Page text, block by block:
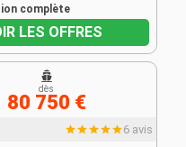
complète
LES OFFRES
6 avis
dès
80 750 €